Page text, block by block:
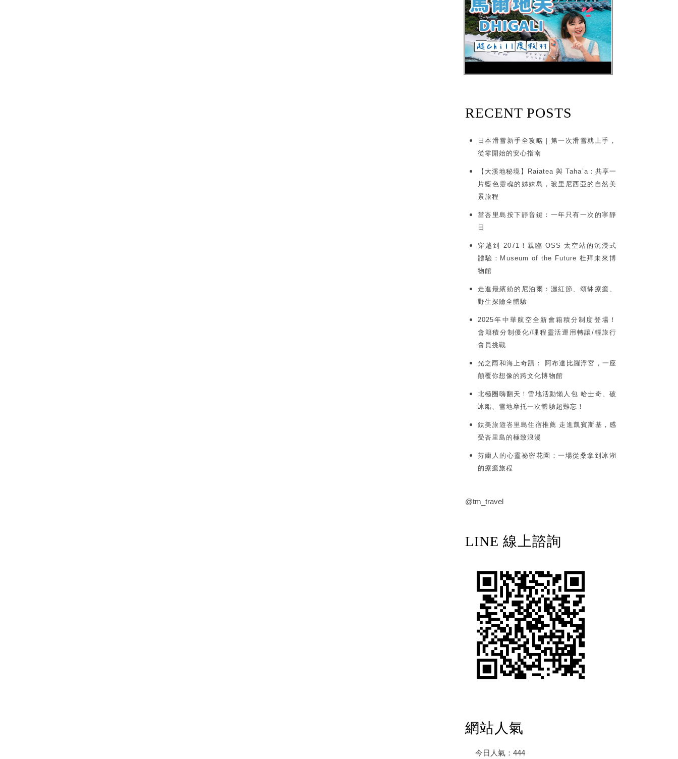
RECENT POSTS
日本滑雪新手全攻略｜第一次滑雪就上手，
從零開始的安心指南
【大溪地秘境】Raiatea 與 Taha’a：共享一
片藍色靈魂的姊妹島，玻里尼西亞的自然美
景旅程
當峇里島按下靜音鍵：一年只有一次的寧靜
日
穿越到 2071！親臨 OSS 太空站的沉浸式
體驗：Museum of the Future 杜拜未來博
物館
走進最繽紛的尼泊爾：灑紅節、頌缽療癒、
野生探險全體驗
2025年中華航空全新會籍積分制度登場！
會籍積分制優化/哩程靈活運用轉讓/輕旅行
會員挑戰
光之雨和海上奇蹟： 阿布達比羅浮宮，一座
顛覆你想像的跨文化博物館
北極圈嗨翻天！雪地活動懶人包 哈士奇、破
冰船、雪地摩托一次體驗超難忘！
鈦美旅遊峇里島住宿推薦 走進凱賓斯基，感
受峇里島的極致浪漫
芬蘭人的心靈祕密花園：一場從桑拿到冰湖
的療癒旅程
@tm_travel
LINE 線上諮詢
網站人氣
今日人氣： 444